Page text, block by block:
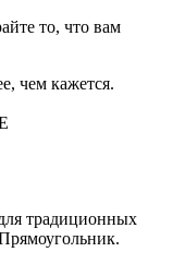
то, что вам
чем кажется.
традиционных